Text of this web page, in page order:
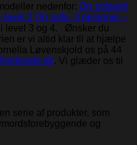
nedenfor: Orr sofastol
level 2 Orr sofa, 3 personer –
level 3 og 4. Ønsker du
er vi altid klar til at hjælpe
Løvenskjold os på 44
. Vi glæder os til
serie af produkter, som
og